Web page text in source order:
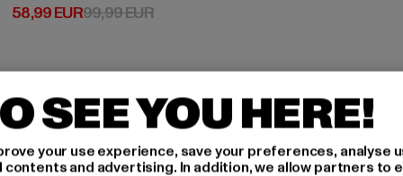
58,99 EUR
Derzeitiger Preis: 58,99 EUR
99,99 EURAktionspreis: 99,99 EUR
SEE YOU HERE!
your use experience, save your preferences, analyse
and advertising. In addition, we allow partners to